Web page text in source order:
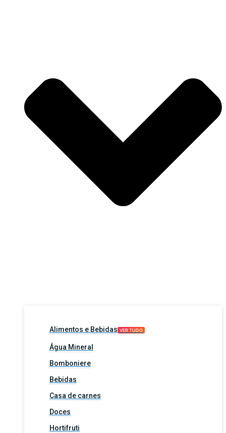
Alimentos e Bebidas VER TUDO
Água Mineral
Bomboniere
Bebidas
Casa de carnes
Doces
Hortifruti